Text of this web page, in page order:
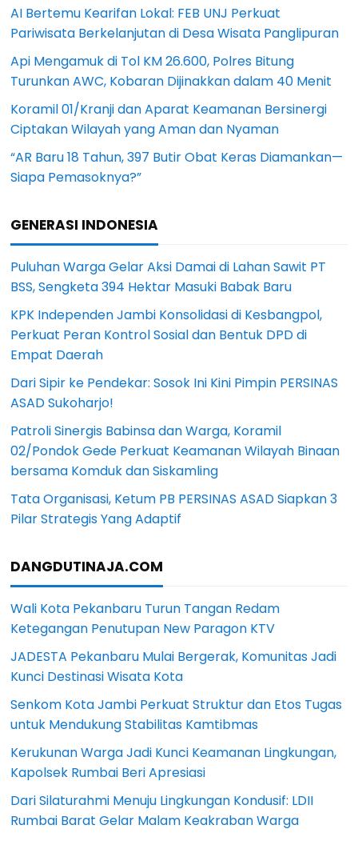
AI Bertemu Kearifan Lokal: FEB UNJ Perkuat
Pariwisata Berkelanjutan di Desa Wisata Panglipuran
Api Mengamuk di Tol KM 26.600, Polres Bitung
Turunkan AWC, Kobaran Dijinakkan dalam 40 Menit
Koramil 01/Kranji dan Aparat Keamanan Bersinergi
Ciptakan Wilayah yang Aman dan Nyaman
“AR Baru 18 Tahun, 397 Butir Obat Keras Diamankan—
Siapa Pemasoknya?”
GENERASI INDONESIA
Puluhan Warga Gelar Aksi Damai di Lahan Sawit PT
BSS, Sengketa 394 Hektar Masuki Babak Baru
KPK Independen Jambi Konsolidasi di Kesbangpol,
Perkuat Peran Kontrol Sosial dan Bentuk DPD di
Empat Daerah
Dari Sipir ke Pendekar: Sosok Ini Kini Pimpin PERSINAS
ASAD Sukoharjo!
Patroli Sinergis Babinsa dan Warga, Koramil
02/Pondok Gede Perkuat Keamanan Wilayah Binaan
bersama Komduk dan Siskamling
Tata Organisasi, Ketum PB PERSINAS ASAD Siapkan 3
Pilar Strategis Yang Adaptif
DANGDUTINAJA.COM
Wali Kota Pekanbaru Turun Tangan Redam
Ketegangan Penutupan New Paragon KTV
JADESTA Pekanbaru Mulai Bergerak, Komunitas Jadi
Kunci Destinasi Wisata Kota
Senkom Kota Jambi Perkuat Struktur dan Etos Tugas
untuk Mendukung Stabilitas Kamtibmas
Kerukunan Warga Jadi Kunci Keamanan Lingkungan,
Kapolsek Rumbai Beri Apresiasi
Dari Silaturahmi Menuju Lingkungan Kondusif: LDII
Rumbai Barat Gelar Malam Keakraban Warga